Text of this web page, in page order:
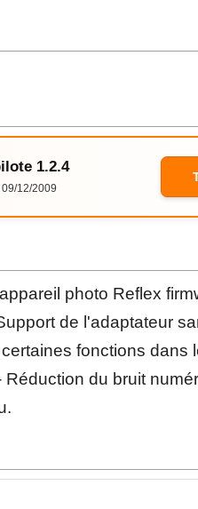
1.2.4
09/12/2009
photo Reflex
de l'adaptateur
fonctions dans
du bruit